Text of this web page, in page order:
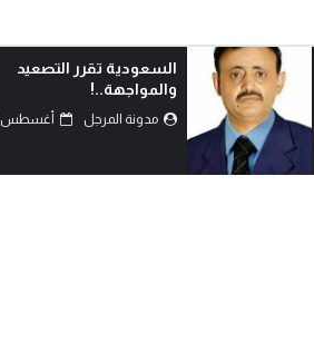
السعودية تقرر التصعيد
والمواجهة..!
مدونة المرجل أغسطس 02, 2026